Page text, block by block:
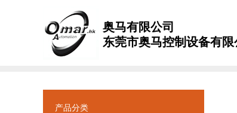
奥马有限公司
东莞市奥马控制设备有限
产品分类